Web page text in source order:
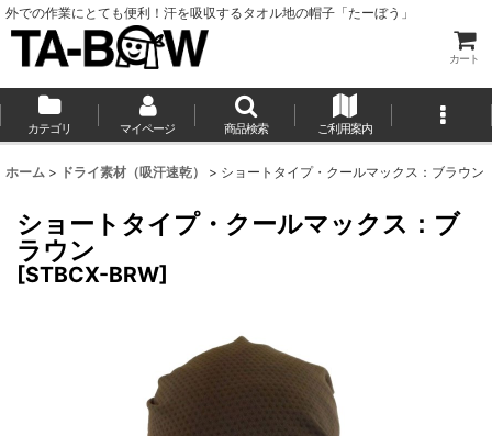
外での作業にとても便利！汗を吸収するタオル地の帽子「たーぼう」
カート
カテゴリ マイページ 商品検索 ご利用案内
ホーム > ドライ素材（吸汗速乾） > ショートタイプ・クールマックス：ブラウン
ショートタイプ・クールマックス：ブ
ラウン
[STBCX-BRW]